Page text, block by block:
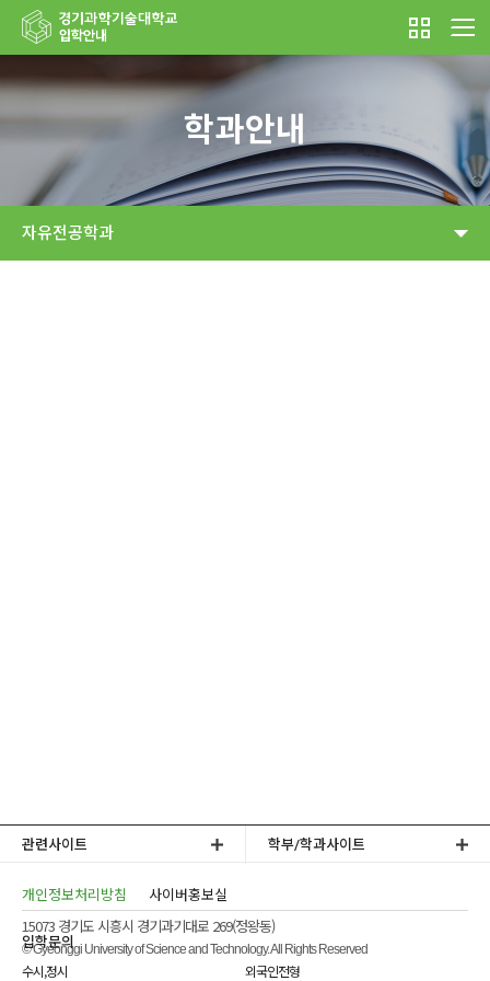
학과안내
자유전공학과
관련사이트 학부/학과사이트
입학문의
수시,정시 외국인전형
개인정보처리방침
사이버홍보실
15073 경기도 시흥시 경기과기대로 269(정왕동)
© Gyeonggi University of Science and Technology. All Rights Reserved